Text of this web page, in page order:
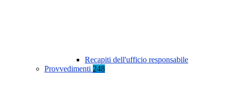
Recapiti dell'ufficio responsabile
Provvedimenti 248